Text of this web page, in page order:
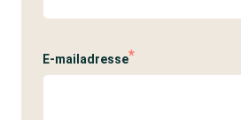
E-mailadresse